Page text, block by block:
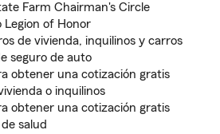
Farm Chairman's Circle
of Honor
de vivienda, inquilinos y carros
seguro de auto
obtener una cotización gratis
o inquilinos
obtener una cotización gratis
salud